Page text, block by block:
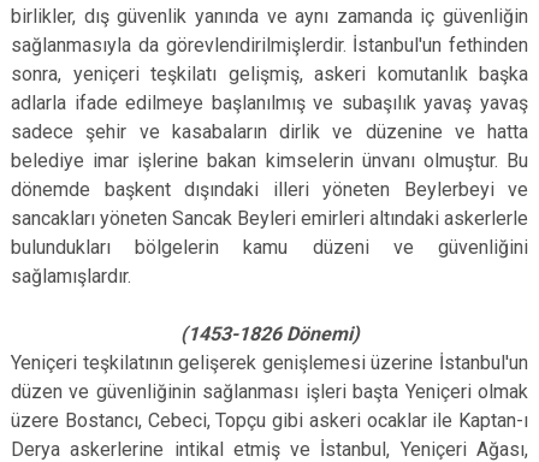
birlikler, dış güvenlik yanında ve aynı zamanda iç güvenliğin
sağlanmasıyla da görevlendirilmişlerdir. İstanbul'un fethinden
sonra, yeniçeri teşkilatı gelişmiş, askeri komutanlık başka
adlarla ifade edilmeye başlanılmış ve subaşılık yavaş yavaş
sadece şehir ve kasabaların dirlik ve düzenine ve hatta
belediye imar işlerine bakan kimselerin ünvanı olmuştur. Bu
dönemde başkent dışındaki illeri yöneten Beylerbeyi ve
sancakları yöneten Sancak Beyleri emirleri altındaki askerlerle
bulundukları bölgelerin kamu düzeni ve güvenliğini
sağlamışlardır.
(1453-1826 Dönemi)
Yeniçeri teşkilatının gelişerek genişlemesi üzerine İstanbul'un
düzen ve güvenliğinin sağlanması işleri başta Yeniçeri olmak
üzere Bostancı, Cebeci, Topçu gibi askeri ocaklar ile Kaptan-ı
Derya askerlerine intikal etmiş ve İstanbul, Yeniçeri Ağası,